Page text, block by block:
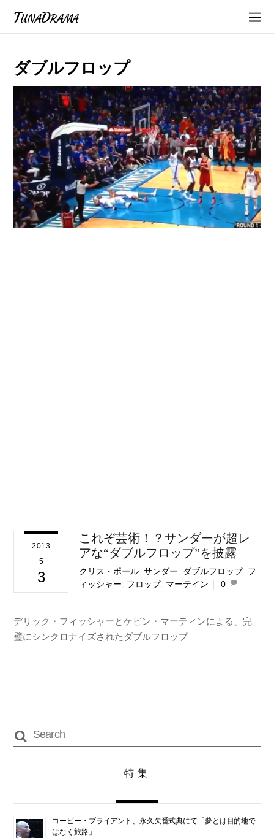
TunaDrama
ダブルフロップ
2013
5
3
これぞ芸術！？サンダーが超レ
アな“ダブルフロップ”を披露
クリス・ポール ,サンダー ダブルフロップ, フ
ィッシャー
フロップ, マーテイン 0
デリック・フィッシャーとケビン・マーティンによる、完
璧にシンクロナイズされたダブルフロップ
特集
コービー・ブライアント、永久欠番式典にて「夢とは目的地で
はなく旅路」